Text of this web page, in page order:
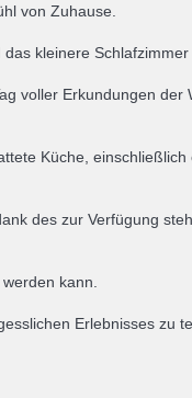
von Zuhause.
kleinere
voller Erkundungen
Küche,
des zur Verfügung
kann.
Erlebnisses zu